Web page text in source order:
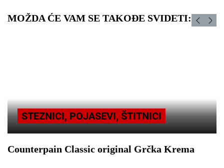
MOŽDA ĆE VAM SE TAKOĐE SVIDETI:
STEZNICI, POJASEVI, ŠTITNICI
Counterpain Classic original Grčka Krema